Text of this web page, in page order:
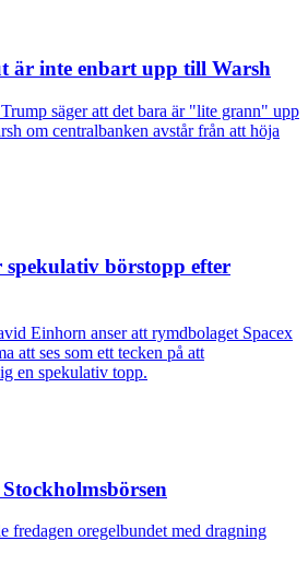
är inte enbart upp till Warsh
säger att det bara är "lite grann" upp
om centralbanken avstår från att höja
börstopp efter
Einhorn anser att rymdbolaget Spacex
att ses som ett tecken på att
en spekulativ topp.
fredagen oregelbundet med dragning